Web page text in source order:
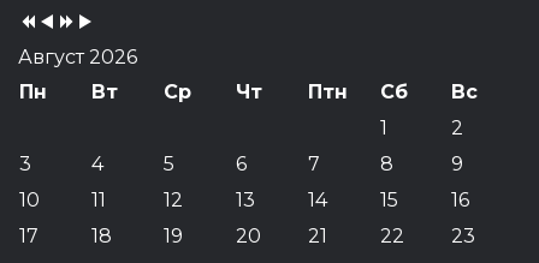
Август 2026
Пн
Вт Ср Чт Птн Сб
Вс
1
2
3
4 5 6 7 8
9
10
11 12 13 14 15
16
17
18 19 20 21 22
23